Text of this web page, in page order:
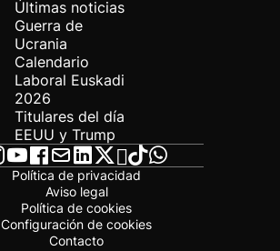
Últimas noticias
Guerra de
Ucrania
Calendario
Laboral Euskadi
2026
Titulares del día
EEUU y Trump
Política de privacidad
Aviso legal
Política de cookies
Configuración de cookies
Contacto